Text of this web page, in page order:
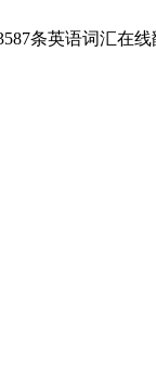
条英语词汇在